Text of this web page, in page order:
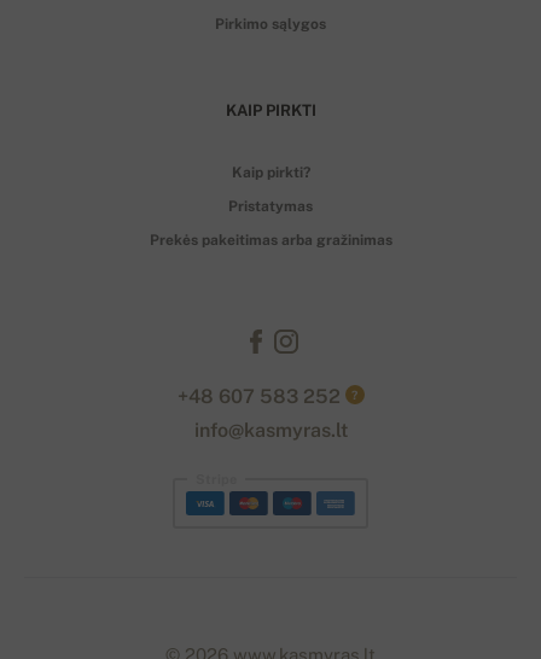
Pirkimo sąlygos
KAIP PIRKTI
Kaip pirkti?
Pristatymas
Prekės pakeitimas arba gražinimas
+48 607 583 252 ?
info@kasmyras.lt
© 2026 www.kasmyras.lt